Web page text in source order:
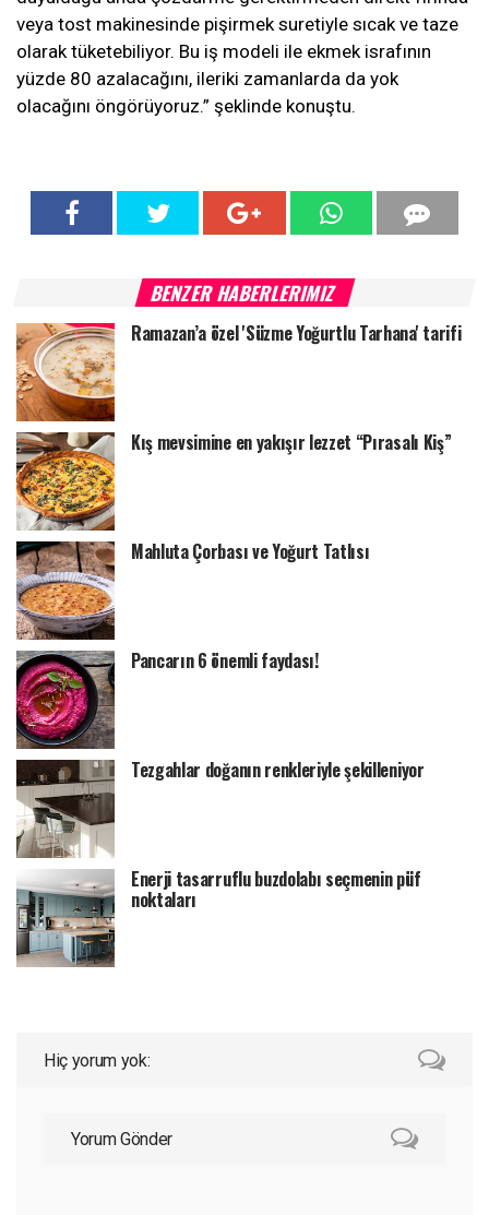
veya tost makinesinde pişirmek suretiyle sıcak ve taze
olarak tüketebiliyor. Bu iş modeli ile ekmek israfının
yüzde 80 azalacağını, ileriki zamanlarda da yok
olacağını öngörüyoruz.” şeklinde konuştu.
BENZER HABERLERIMIZ
Ramazan’a özel 'Süzme Yoğurtlu Tarhana' tarifi
Kış mevsimine en yakışır lezzet “Pırasalı Kiş”
Mahluta Çorbası ve Yoğurt Tatlısı
Pancarın 6 önemli faydası!
Tezgahlar doğanın renkleriyle şekilleniyor
Enerji tasarruflu buzdolabı seçmenin püf
noktaları
Hiç yorum yok:
Yorum Gönder